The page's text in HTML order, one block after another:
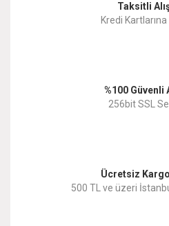
Taksitli
Kredi
%100 Güvenli
256bit SSL
Ücretsiz
500 TL ve üzeri